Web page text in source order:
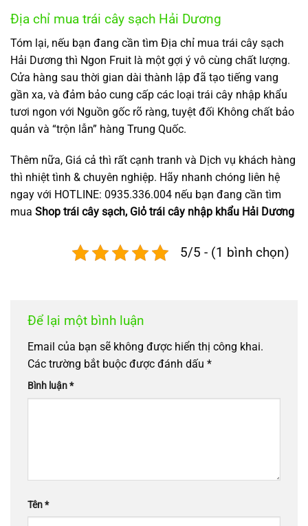
Địa chỉ mua trái cây sạch Hải Dương
Tóm lại, nếu bạn đang cần tìm Địa chỉ mua trái cây sạch
Hải Dương thì Ngon Fruit là một gợi ý vô cùng chất lượng.
Cửa hàng sau thời gian dài thành lập đã tạo tiếng vang
gần xa, và đảm bảo cung cấp các loại trái cây nhập khẩu
tươi ngon với Nguồn gốc rõ ràng, tuyệt đối Không chất bảo
quản và “trộn lẫn” hàng Trung Quốc.
Thêm nữa, Giá cả thì rất cạnh tranh và Dịch vụ khách hàng
thì nhiệt tình & chuyên nghiệp. Hãy nhanh chóng liên hệ
ngay với HOTLINE: 0935.336.004 nếu bạn đang cần tìm
mua Shop trái cây sạch, Giỏ trái cây nhập khẩu Hải Dương
5/5 - (1 bình chọn)
Để lại một bình luận
Email của bạn sẽ không được hiển thị công khai.
Các trường bắt buộc được đánh dấu *
Bình luận*
Tên*